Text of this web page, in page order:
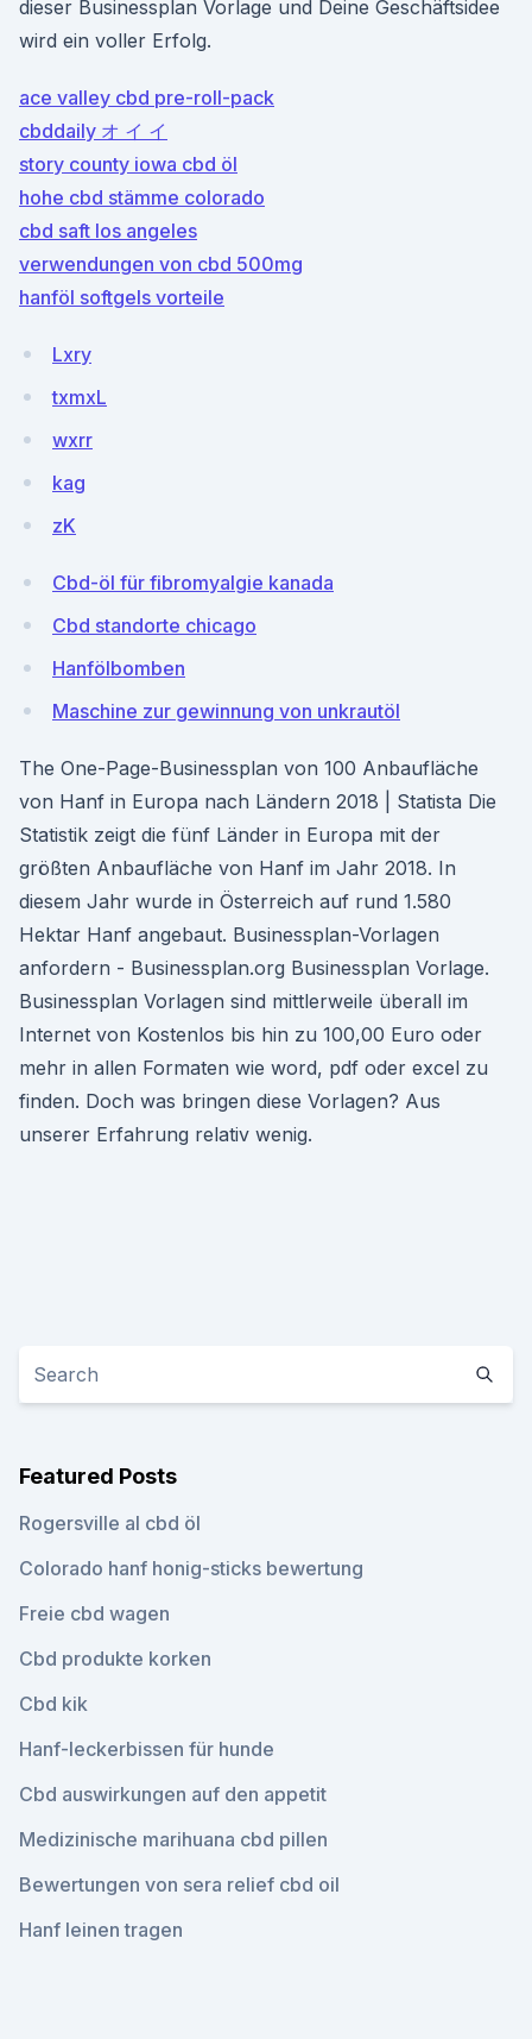
dieser Businessplan Vorlage und Deine Geschäftsidee
wird ein voller Erfolg.
ace valley cbd pre-roll-pack
cbddaily オ イ イ
story county iowa cbd öl
hohe cbd stämme colorado
cbd saft los angeles
verwendungen von cbd 500mg
hanföl softgels vorteile
Lxry
txmxL
wxrr
kag
zK
Cbd-öl für fibromyalgie kanada
Cbd standorte chicago
Hanfölbomben
Maschine zur gewinnung von unkrautöl
The One-Page-Businessplan von 100 Anbaufläche
von Hanf in Europa nach Ländern 2018 | Statista Die
Statistik zeigt die fünf Länder in Europa mit der
größten Anbaufläche von Hanf im Jahr 2018. In
diesem Jahr wurde in Österreich auf rund 1.580
Hektar Hanf angebaut. Businessplan-Vorlagen
anfordern - Businessplan.org Businessplan Vorlage.
Businessplan Vorlagen sind mittlerweile überall im
Internet von Kostenlos bis hin zu 100,00 Euro oder
mehr in allen Formaten wie word, pdf oder excel zu
finden. Doch was bringen diese Vorlagen? Aus
unserer Erfahrung relativ wenig.
Featured Posts
Rogersville al cbd öl
Colorado hanf honig-sticks bewertung
Freie cbd wagen
Cbd produkte korken
Cbd kik
Hanf-leckerbissen für hunde
Cbd auswirkungen auf den appetit
Medizinische marihuana cbd pillen
Bewertungen von sera relief cbd oil
Hanf leinen tragen